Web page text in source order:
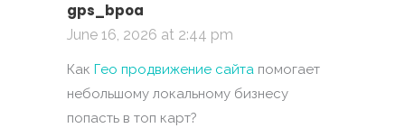
gps_bpoa
June 16, 2026 at 2:44 pm
Как Гео продвижение сайта помогает
небольшому локальному бизнесу
попасть в топ карт?